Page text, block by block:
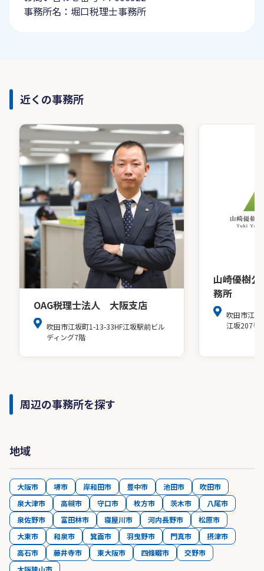
事務所名：堀口税理士事務所
近くの事務所
OAG税理士法人 大阪支店
吹田市江坂町1-13-33HF江坂駅前ビル
ディング7階
山崎優樹
務所
吹田市江
江坂207号
周辺の事務所を探す
地域
大阪市 堺市 岸和田市 豊中市 池田市
吹田市
泉大津市
高槻市 守口市 枚方市 茨木市
八尾市
泉佐野市
富田林市 寝屋川市 河内長野市
松原市
大東市
和泉市 箕面市 羽曳野市 門真市
摂津市
高石市
藤井寺市 東大阪市 四條畷市
交野市
大阪狭山市